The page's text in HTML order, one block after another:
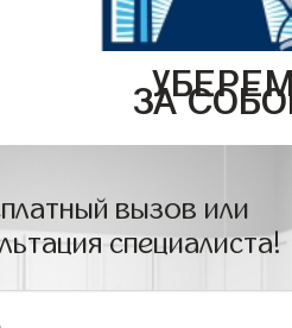
ЗА
вызов или
специалиста!